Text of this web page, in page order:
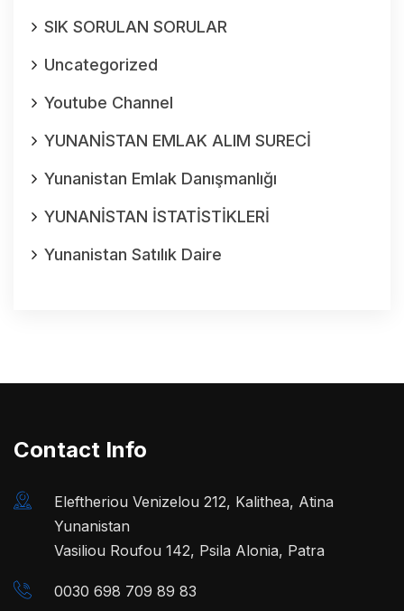
SIK SORULAN SORULAR
Uncategorized
Youtube Channel
YUNANİSTAN EMLAK ALIM SURECİ
Yunanistan Emlak Danışmanlığı
YUNANİSTAN İSTATİSTİKLERİ
Yunanistan Satılık Daire
Contact Info
Eleftheriou Venizelou 212, Kalithea, Atina
Yunanistan
Vasiliou Roufou 142, Psila Alonia, Patra
0030 698 709 89 83